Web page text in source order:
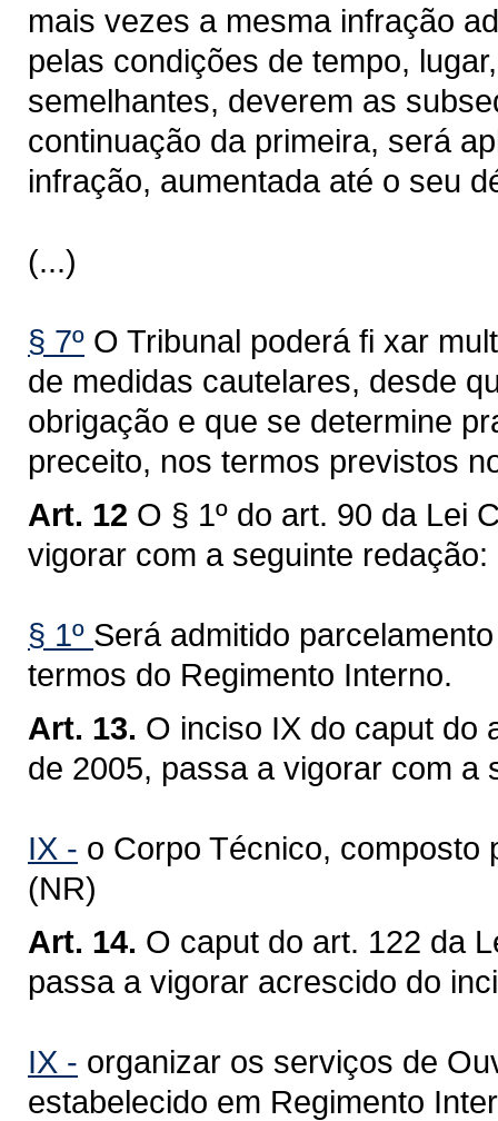
mais vezes a mesma infração
pelas condições de tempo,
semelhantes, deverem as
continuação da primeira, será
infração, aumentada até o seu
(...)
§ 7º O Tribunal poderá fi xar
de medidas cautelares, desde
obrigação e que se determine
preceito, nos termos previstos
Art. 12 O § 1º do art. 90 da Lei
vigorar com a seguinte redação:
§ 1º Será admitido
termos do Regimento Interno.
Art. 13. O inciso IX do caput do
de 2005, passa a vigorar com a
IX - o Corpo Técnico, composto
(NR)
Art. 14. O caput do art. 122 da
passa a vigorar acrescido do
IX - organizar os serviços de
estabelecido em Regimento